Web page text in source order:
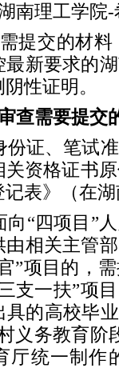
南理工学院
提交的材
最新要求的
性证明。
查需要提交
份证、笔试
关资格证书
记表》（在
向“四项目”
由相关主管
”项目的，
支一扶”项
具的高校毕
义务教育阶
厅统一制作